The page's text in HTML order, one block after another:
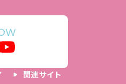
関連サイト